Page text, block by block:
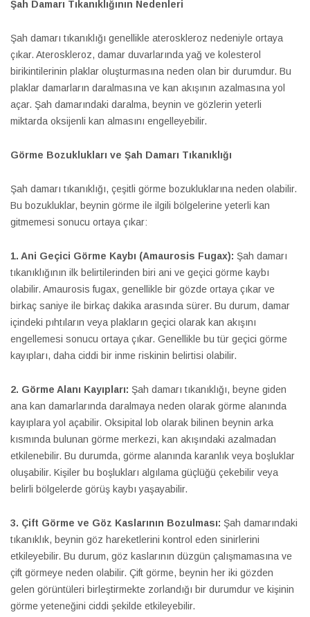
Şah Damarı Tıkanıklığının Nedenleri
Şah damarı tıkanıklığı genellikle ateroskleroz nedeniyle ortaya
çıkar. Ateroskleroz, damar duvarlarında yağ ve kolesterol
birikintilerinin plaklar oluşturmasına neden olan bir durumdur. Bu
plaklar damarların daralmasına ve kan akışının azalmasına yol
açar. Şah damarındaki daralma, beynin ve gözlerin yeterli
miktarda oksijenli kan almasını engelleyebilir.
Görme Bozuklukları ve Şah Damarı Tıkanıklığı
Şah damarı tıkanıklığı, çeşitli görme bozukluklarına neden olabilir.
Bu bozukluklar, beynin görme ile ilgili bölgelerine yeterli kan
gitmemesi sonucu ortaya çıkar:
1. Ani Geçici Görme Kaybı (Amaurosis Fugax): Şah damarı
tıkanıklığının ilk belirtilerinden biri ani ve geçici görme kaybı
olabilir. Amaurosis fugax, genellikle bir gözde ortaya çıkar ve
birkaç saniye ile birkaç dakika arasında sürer. Bu durum, damar
içindeki pıhtıların veya plakların geçici olarak kan akışını
engellemesi sonucu ortaya çıkar. Genellikle bu tür geçici görme
kayıpları, daha ciddi bir inme riskinin belirtisi olabilir.
2. Görme Alanı Kayıpları: Şah damarı tıkanıklığı, beyne giden
ana kan damarlarında daralmaya neden olarak görme alanında
kayıplara yol açabilir. Oksipital lob olarak bilinen beynin arka
kısmında bulunan görme merkezi, kan akışındaki azalmadan
etkilenebilir. Bu durumda, görme alanında karanlık veya boşluklar
oluşabilir. Kişiler bu boşlukları algılama güçlüğü çekebilir veya
belirli bölgelerde görüş kaybı yaşayabilir.
3. Çift Görme ve Göz Kaslarının Bozulması: Şah damarındaki
tıkanıklık, beynin göz hareketlerini kontrol eden sinirlerini
etkileyebilir. Bu durum, göz kaslarının düzgün çalışmamasına ve
çift görmeye neden olabilir. Çift görme, beynin her iki gözden
gelen görüntüleri birleştirmekte zorlandığı bir durumdur ve kişinin
görme yeteneğini ciddi şekilde etkileyebilir.